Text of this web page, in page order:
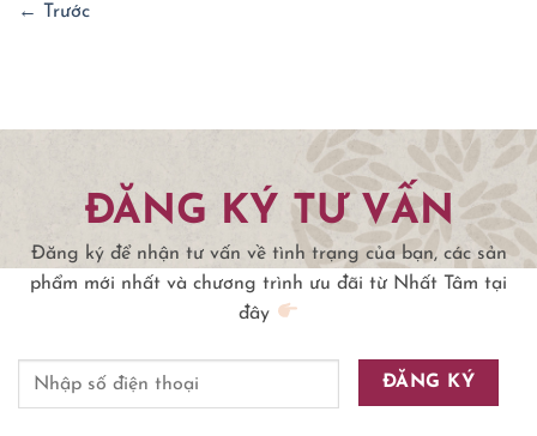
← Trước
ĐĂNG KÝ TƯ VẤN
Đăng ký để nhận tư vấn về tình trạng của bạn, các sản
phẩm mới nhất và chương trình ưu đãi từ Nhất Tâm tại
đây